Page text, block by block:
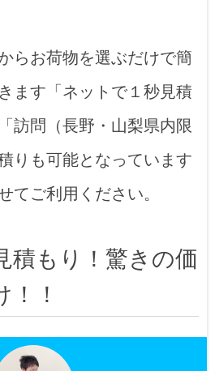
らお荷物を選ぶだけで簡
ます「ネットで１秒見積
訪問（長野・山梨県内限
りも可能となっています
てご利用ください。
積もり！驚きの価
！